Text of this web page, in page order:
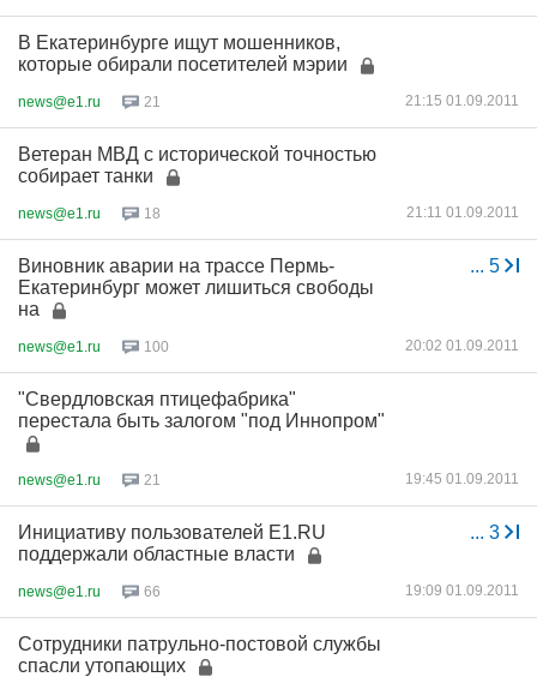
В Екатеринбурге ищут мошенников,
которые обирали посетителей мэрии
news@e1.ru 21 21:15 01.09.2011
Ветеран МВД с исторической точностью
собирает танки
news@e1.ru 18 21:11 01.09.2011
... 5
Виновник аварии на трассе Пермь-
Екатеринбург может лишиться свободы
на
news@e1.ru 100 20:02 01.09.2011
"Свердловская птицефабрика"
перестала быть залогом "под Иннопром"
news@e1.ru 21 19:45 01.09.2011
... 3
Инициативу пользователей E1.RU
поддержали областные власти
news@e1.ru 66 19:09 01.09.2011
Сотрудники патрульно-постовой службы
спасли утопающих